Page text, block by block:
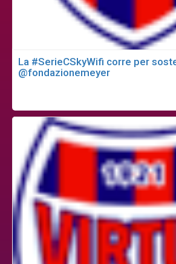
La #SerieCSkyWifi corre per
@fondazionemeyer